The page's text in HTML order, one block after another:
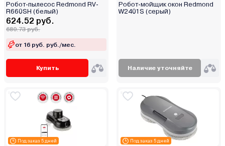
инфракрасные
ультразвуковые
Робот-пылесос Redmond RV-
R660SH (белый)
624.52 руб.
680.73 руб.
от 16 руб. руб./мес.
Купить
Робот-мойщик окон Redmond
W2401S (серый)
Наличие уточняйте
Под заказ 5 дней Под заказ 5 дней